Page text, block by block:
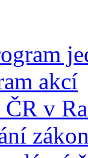
akcí
v